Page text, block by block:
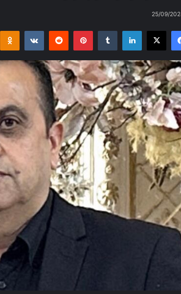
25/09/
Facebook
X
LinkedIn
Tumblr
Pinterest
Reddit